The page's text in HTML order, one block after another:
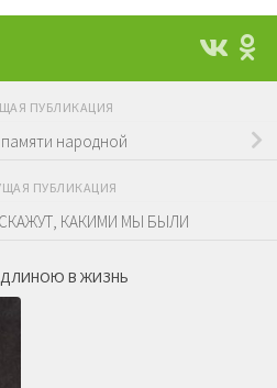
ПУБЛИКАЦИЯ
народной
ПУБЛИКАЦИЯ
КАКИМИ МЫ БЫЛИ
ДЛИНОЮ В ЖИЗНЬ